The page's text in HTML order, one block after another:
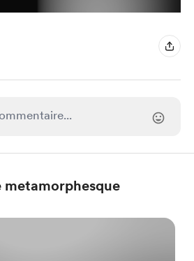
metamorphesque